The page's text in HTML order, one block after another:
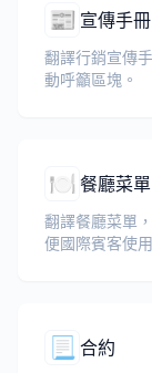
📰 宣傳手冊
翻譯行銷宣傳
動呼籲區塊。
🍽️ 餐廳菜單
翻譯餐廳菜單
便國際賓客使用
📃 合約